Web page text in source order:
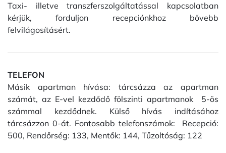
Taxi- illetve transzferszolgáltatással kapcsolatban
kérjük, forduljon recepciónkhoz bővebb
felvilágosításért.
TELEFON
Másik apartman hívása: tárcsázza az apartman
számát, az E-vel kezdődő fölszinti apartmanok 5-ös
számmal kezdődnek. Külső hívás indításához
tárcsázzon 0-át. Fontosabb telefonszámok: Recepció:
500, Rendőrség: 133, Mentők: 144, Tűzoltóság: 122